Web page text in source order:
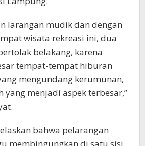
larangan mudik dan dengan
wisata rekreasi ini, dua
belakang, karena
tempat-tempat hiburan
mengundang kerumunan,
yang menjadi aspek terbesar,”
bahwa pelarangan